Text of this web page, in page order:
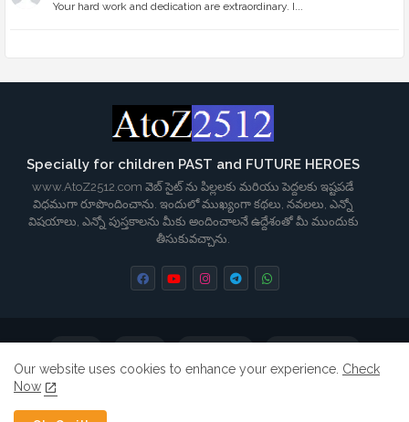
Your hard work and dedication are extraordinary. I...
Specially for children PAST and FUTURE HEROES
www.AtoZ2512.com వెబ్ సైట్ ను పిల్లలకు మరియు పెద్దలకు ఇష్టపడే
విధముగా రూపొందించాను. ఇందులో ముఖ్యంగా కథలు, నవలలు, ఎన్నో
విషయాలు, ఎన్నో పుస్తకాలను మీకు అందించాలనే ఉద్దేశంతో మీ ముందుకు
తీసుకువచ్చాను.
Our website uses cookies to enhance your experience. Check
Now